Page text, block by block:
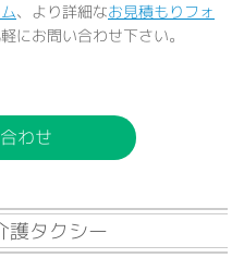
、より詳細なお見積もりフォ
にお問い合わせ下さい。
わせ
護タクシー